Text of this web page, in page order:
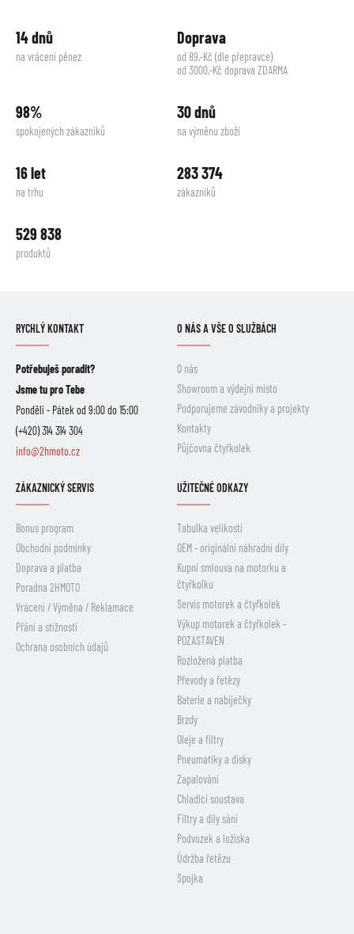
14 dnů
na vrácení pěnez
Doprava
od 89,-Kč (dle přepravce)
od 3000,-Kč doprava ZDARMA
98%
spokojených zákazníků
30 dnů
na výměnu zboží
16 let
na trhu
283 374
zákazníků
529 838
produktů
RYCHLÝ KONTAKT
Potřebuješ poradit?
Jsme tu pro Tebe
Pondělí - Pátek od 9:00 do 15:00
(+420) 314 314 304
info@2hmoto.cz
O NÁS A VŠE O SLUŽBÁCH
O nás
Showroom a výdejní místo
Podporujeme závodníky a projekty
Kontakty
Půjčovna čtyřkolek
ZÁKAZNICKÝ SERVIS
Bonus program
Obchodní podmínky
Doprava a platba
Poradna 2HMOTO
Vrácení / Výměna / Reklamace
Přání a stížnosti
Ochrana osobních údajů
UŽITEČNÉ ODKAZY
Tabulka velikostí
OEM - originální náhradní díly
Kupní smlouva na motorku a
čtyřkolku
Servis motorek a čtyřkolek
Výkup motorek a čtyřkolek -
POZASTAVEN
Rozložená platba
Převody a řetězy
Baterie a nabíječky
Brzdy
Oleje a filtry
Pneumatiky a disky
Zapalování
Chladicí soustava
Filtry a díly sání
Podvozek a ložiska
Údržba řetězu
Spojka